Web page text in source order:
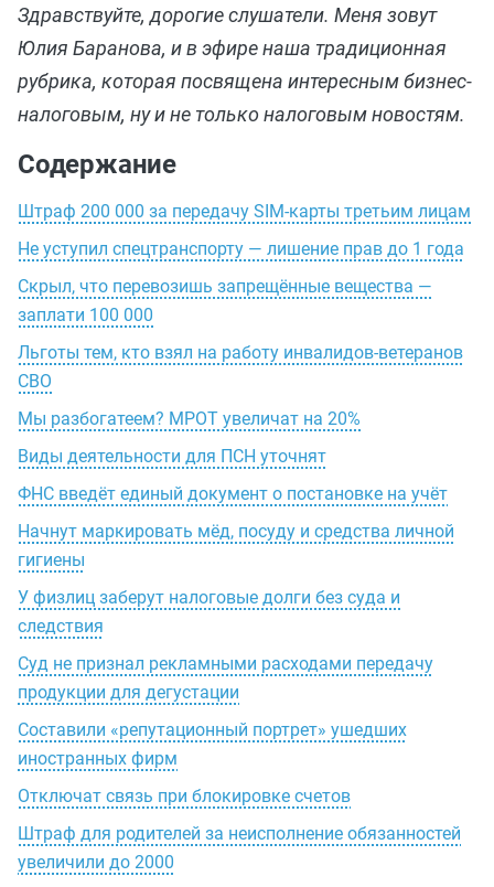
Здравствуйте, дорогие слушатели. Меня зовут
Юлия Баранова, и в эфире наша традиционная
рубрика, которая посвящена интересным бизнес-
налоговым, ну и не только налоговым новостям.
Содержание
Штраф 200 000 за передачу SIM-карты третьим лицам
Не уступил спецтранспорту — лишение прав до 1 года
Скрыл, что перевозишь запрещённые вещества —
заплати 100 000
Льготы тем, кто взял на работу инвалидов-ветеранов
СВО
Мы разбогатеем? МРОТ увеличат на 20%
Виды деятельности для ПСН уточнят
ФНС введёт единый документ о постановке на учёт
Начнут маркировать мёд, посуду и средства личной
гигиены
У физлиц заберут налоговые долги без суда и
следствия
Суд не признал рекламными расходами передачу
продукции для дегустации
Составили «репутационный портрет» ушедших
иностранных фирм
Отключат связь при блокировке счетов
Штраф для родителей за неисполнение обязанностей
увеличили до 2000